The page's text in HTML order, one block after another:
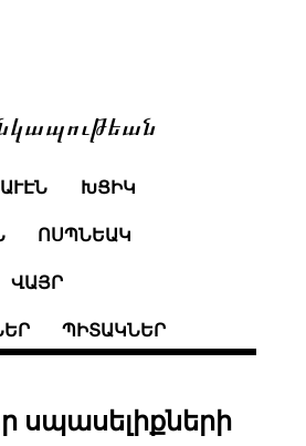
ԽՑԻԿ
ՈՍՊՆԵԱԿ
ՎԱՅՐ
ՊԻՏԱԿՆԵՐ
սպասելիքների